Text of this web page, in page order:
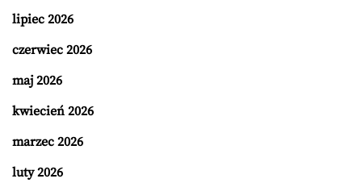
lipiec 2026
czerwiec 2026
maj 2026
kwiecień 2026
marzec 2026
luty 2026